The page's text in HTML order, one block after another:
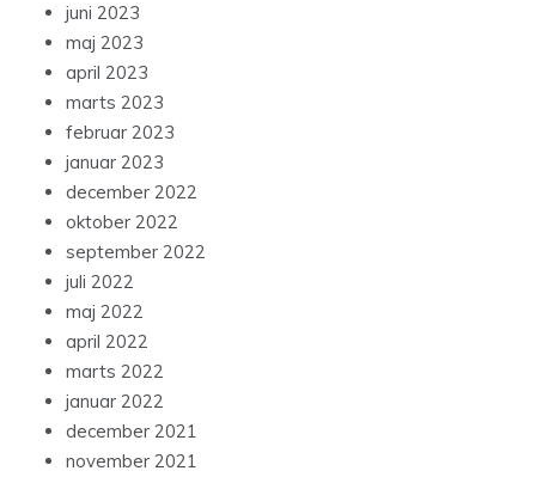
juni 2023
maj 2023
april 2023
marts 2023
februar 2023
januar 2023
december 2022
oktober 2022
september 2022
juli 2022
maj 2022
april 2022
marts 2022
januar 2022
december 2021
november 2021